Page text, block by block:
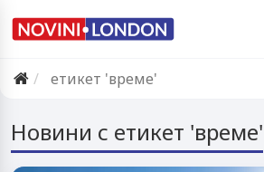
етикет 'време'
Новини с етикет 'време'